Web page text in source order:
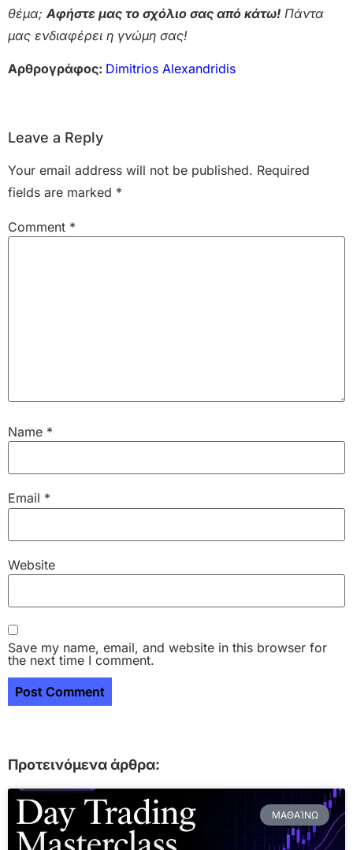
θέμα; Αφήστε μας το σχόλιο σας από κάτω! Πάντα
μας ενδιαφέρει η γνώμη σας!
Αρθρογράφος: Dimitrios Alexandridis
Leave a Reply
Your email address will not be published. Required
fields are marked *
Comment *
Name *
Email *
Website
Save my name, email, and website in this browser for
the next time I comment.
Προτεινόμενα άρθρα:
ΜΑΘΑΊΝΩ